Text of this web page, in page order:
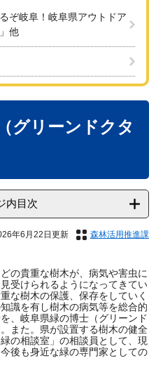
ぞ岐阜！岐阜県アウトドア
他
グリーンドクタ
内目次
年6月22日更新 森林活用推進課
の貴重な樹木が、病気や害虫に
受けられるようになってきてい
な樹木の保護、保存をしていく
識を有し樹木の病気等を総合的
、岐阜県緑の博士（グリーンド
また。県が設置する樹木の健全
の相談室」の相談員として、現
後も身近な緑の専門家としての